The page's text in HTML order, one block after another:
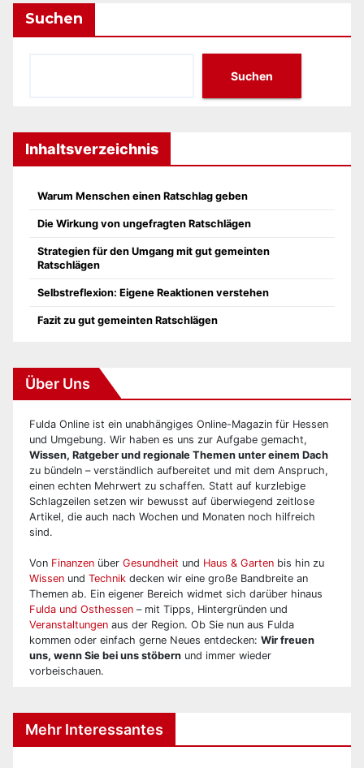
Suchen
Suchen
Inhaltsverzeichnis
Warum Menschen einen Ratschlag geben
Die Wirkung von ungefragten Ratschlägen
Strategien für den Umgang mit gut gemeinten
Ratschlägen
Selbstreflexion: Eigene Reaktionen verstehen
Fazit zu gut gemeinten Ratschlägen
Über Uns
Fulda Online ist ein unabhängiges Online-Magazin für Hessen
und Umgebung. Wir haben es uns zur Aufgabe gemacht,
Wissen, Ratgeber und regionale Themen unter einem Dach
zu bündeln – verständlich aufbereitet und mit dem Anspruch,
einen echten Mehrwert zu schaffen. Statt auf kurzlebige
Schlagzeilen setzen wir bewusst auf überwiegend zeitlose
Artikel, die auch nach Wochen und Monaten noch hilfreich
sind.
Von Finanzen über Gesundheit und Haus & Garten bis hin zu
Wissen und Technik decken wir eine große Bandbreite an
Themen ab. Ein eigener Bereich widmet sich darüber hinaus
Fulda und Osthessen – mit Tipps, Hintergründen und
Veranstaltungen aus der Region. Ob Sie nun aus Fulda
kommen oder einfach gerne Neues entdecken: Wir freuen
uns, wenn Sie bei uns stöbern und immer wieder
vorbeischauen.
Mehr Interessantes